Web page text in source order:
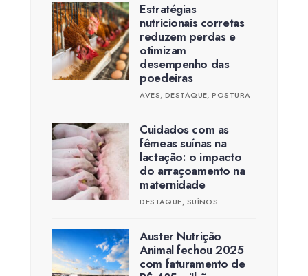
Estratégias
nutricionais corretas
reduzem perdas e
otimizam
desempenho das
poedeiras
AVES, DESTAQUE,POSTURA
Cuidados com as
fêmeas suínas na
lactação: o impacto
do arraçoamento na
maternidade
DESTAQUE, SUÍNOS
Auster Nutrição
Animal fechou 2025
com faturamento de